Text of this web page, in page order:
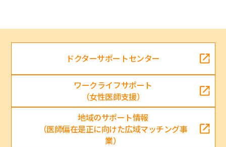
ドクターサポートセンター
ワークライフサポート
（女性医師支援）
地域のサポート情報
（医師偏在是正に向けた広域マッチング事
業）